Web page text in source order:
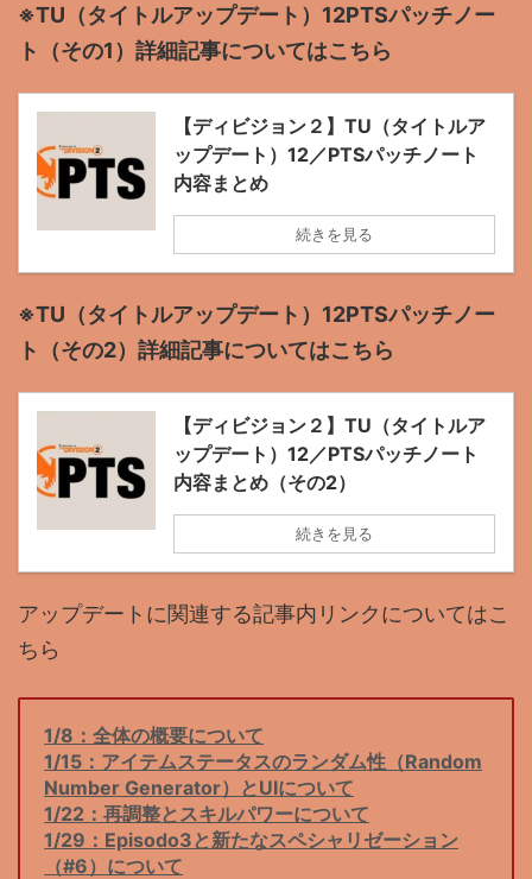
※TU（タイトルアップデート）12PTSパッチノー
ト（その1）詳細記事についてはこちら
【ディビジョン２】TU（タイトルア
ップデート）12／PTSパッチノート
内容まとめ
続きを見る
※TU（タイトルアップデート）12PTSパッチノー
ト（その2）詳細記事についてはこちら
【ディビジョン２】TU（タイトルア
ップデート）12／PTSパッチノート
内容まとめ（その2）
続きを見る
アップデートに関連する記事内リンクについてはこ
ちら
1/8：全体の概要について
1/15：アイテムステータスのランダム性（Random
Number Generator）とUIについて
1/22：再調整とスキルパワーについて
1/29：Episodo3と新たなスペシャリゼーション
（#6）について